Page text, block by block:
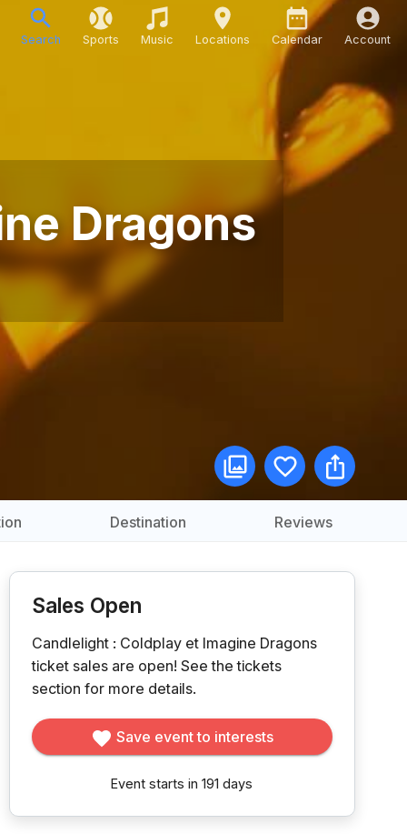
Search Sports Music Locations Calendar Account
Dragons
Destination Reviews
Sales Open
Candlelight : Coldplay et Imagine Dragons
ticket sales are open! See the tickets
section for more details.
Save event to interests
Event starts in 191 days